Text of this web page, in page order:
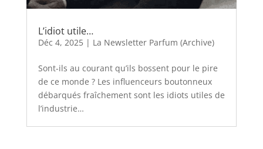
L’idiot utile…
Déc 4, 2025| La Newsletter Parfum (Archive)
Sont-ils au courant qu’ils bossent pour le pire
de ce monde ? Les influenceurs boutonneux
débarqués fraîchement sont les idiots utiles de
l’industrie…